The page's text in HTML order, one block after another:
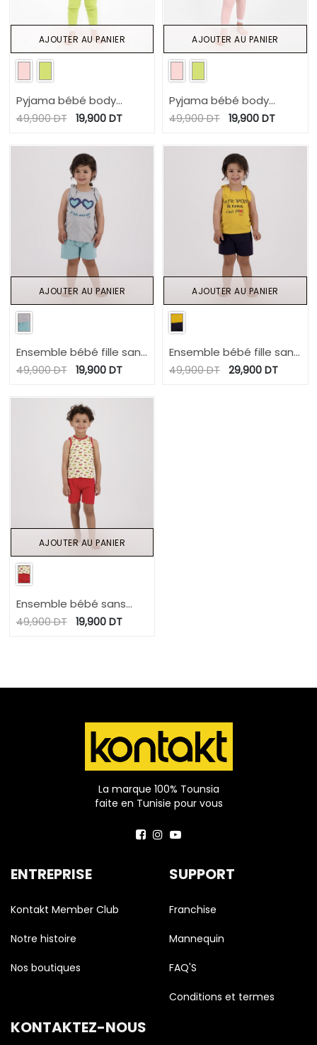
Pyjama bébé body
côtelé manches longues
49,900DT 19,900DT
AJOUTER AU PANIER
Pyjama bébé body
côtelé manches longues
49,900DT 19,900 DT
AJOUTER AU PANIER
Ensemble bébé fille sans
manches JE SUIS
49,900DT 19,900DT
AJOUTER AU PANIER
Ensemble bébé fille sans
manches LE PETIT AMOUR
49,900DT 29,900 DT
AJOUTER AU PANIER
Ensemble bébé sans
manches avec biais
49,900DT 19,900DT
AJOUTER AU PANIER
La marque 100% Tounsia
faite en Tunisie pour vous
ENTREPRISE
Kontakt Member Club
Notre histoire
Nos boutiques
SUPPORT
Franchise
Mannequin
FAQ'S
Conditions et termes
KONTAKTEZ-NOUS